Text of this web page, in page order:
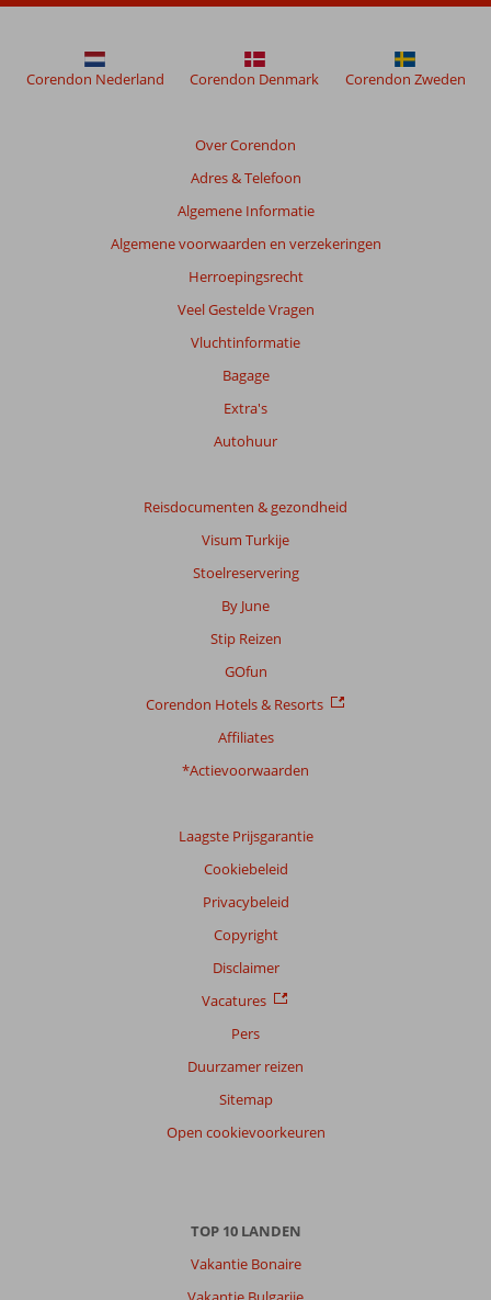
meer
de
Over Corendon
Adres & Telefoon
Algemene Informatie
Algemene voorwaarden en verzekeringen
Herroepingsrecht
Veel Gestelde Vragen
Vluchtinformatie
Bagage
Extra's
Autohuur
Reisdocumenten & gezondheid
Visum Turkije
Stoelreservering
By June
Stip Reizen
GOfun
Corendon Hotels & Resorts
Affiliates
*Actievoorwaarden
Laagste Prijsgarantie
Cookiebeleid
Privacybeleid
Copyright
Disclaimer
Vacatures
Pers
Duurzamer reizen
Sitemap
Open cookievoorkeuren
Corendon Nederland Corendon Denmark Corendon Zweden
TOP 10 LANDEN
Vakantie Bonaire